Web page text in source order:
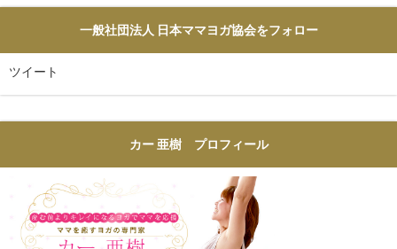
一般社団法人 日本ママヨガ協会をフォロー
ツイート
カー 亜樹 プロフィール